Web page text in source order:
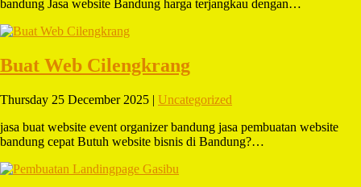
bandung Jasa website Bandung harga terjangkau dengan…
Buat Web Cilengkrang
Thursday 25 December 2025 | Uncategorized
jasa buat website event organizer bandung jasa pembuatan website
bandung cepat Butuh website bisnis di Bandung?…